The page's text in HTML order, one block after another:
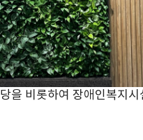
을 비롯하여 장애인복지